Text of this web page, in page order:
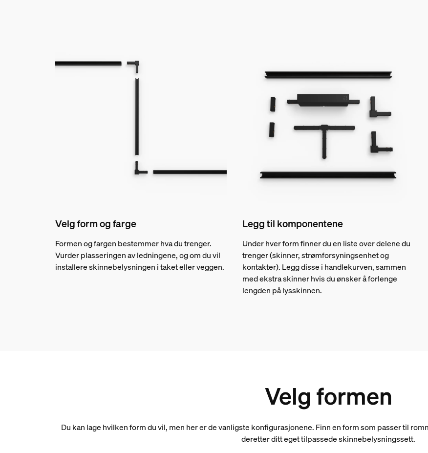
Velg form og farge
Formen og fargen bestemmer hva du trenger.
Vurder plasseringen av ledningene, og om du vil
installere skinnebelysningen i taket eller veggen.
Legg til komponentene
Under hver form finner du en liste over delene du
trenger (skinner, strømforsyningsenhet og
kontakter). Legg disse i handlekurven, sammen
med ekstra skinner hvis du ønsker å forlenge
lengden på lysskinnen.
Velg formen
Du kan lage hvilken form du vil, men her er de vanligste konfigurasjonene. Finn en form som passer til
deretter ditt eget tilpassede skinnebelysningssett.